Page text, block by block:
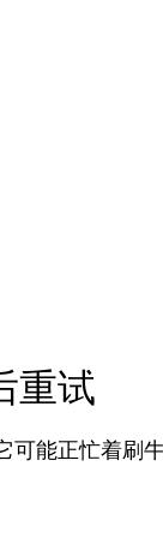
重试
可能正忙着刷